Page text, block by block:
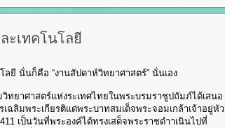
ะเทคโนโลยี
ยี นั่นก็คือ “งานสัปดาห์วิทยาศาสตร์” นั่นเอง
ทยาศาสตร์แห่งระเทศไทยในพระบรมราชูปถัมภ์ได้เสนอ
ลิมพระเกียรติแด่พระบาทสมเด็จพระจอมเกล้าเจ้าอยู่หัว
เป็นวันที่พระองค์ได้ทรงเสด็จพระราชดำาเนินไปที่